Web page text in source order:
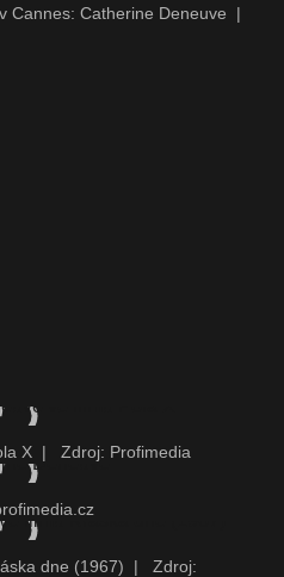
Cannes: Catherine Deneuve
|
X | Zdroj: Profimedia
dne (1967) |
Zdroj: